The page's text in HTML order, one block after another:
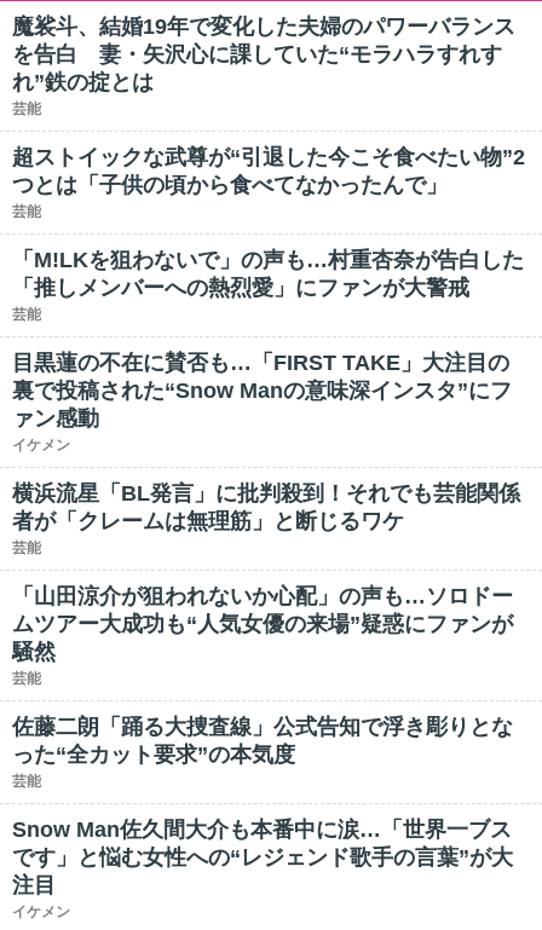
魔裟斗、結婚19年で変化した夫婦のパワーバランス
を告白 妻・矢沢心に課していた“モラハラすれす
れ”鉄の掟とは
芸能
超ストイックな武尊が“引退した今こそ食べたい物”2
つとは「子供の頃から食べてなかったんで」
芸能
「M!LKを狙わないで」の声も…村重杏奈が告白した
「推しメンバーへの熱烈愛」にファンが大警戒
芸能
目黒蓮の不在に賛否も…「FIRST TAKE」大注目の
裏で投稿された“Snow Manの意味深インスタ”にフ
ァン感動
イケメン
横浜流星「BL発言」に批判殺到！それでも芸能関係
者が「クレームは無理筋」と断じるワケ
芸能
「山田涼介が狙われないか心配」の声も…ソロドー
ムツアー大成功も“人気女優の来場”疑惑にファンが
騒然
芸能
佐藤二朗「踊る大捜査線」公式告知で浮き彫りとな
った“全カット要求”の本気度
芸能
Snow Man佐久間大介も本番中に涙…「世界一ブス
です」と悩む女性への“レジェンド歌手の言葉”が大
注目
イケメン